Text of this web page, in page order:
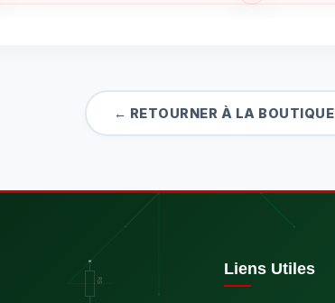
← RETOURNER À LA BOUTIQUE
Liens Utiles